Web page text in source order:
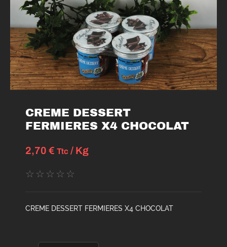
CREME DESSERT
FERMIERES X4 CHOCOLAT
2,70 € Ttc / Kg
☆ ☆ ☆ ☆ ☆
CREME DESSERT FERMIERES X4 CHOCOLAT